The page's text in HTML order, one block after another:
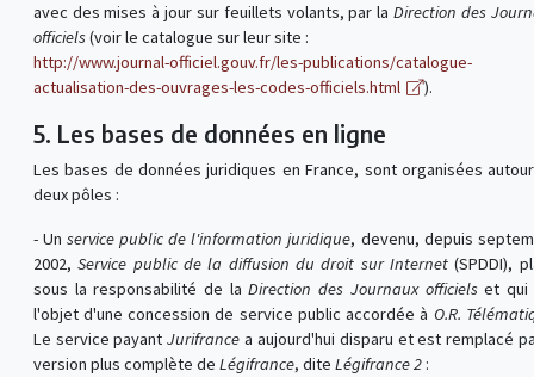
avec des mises à jour sur feuillets volants, par laDirection des
officiels (voir le catalogue sur leur site :
http://www.journal-officiel.gouv.fr/les-publications/catalogue-
actualisation-des-ouvrages-les-codes-officiels.html
).
5. Les bases de données en ligne
Les bases de données juridiques en France, sont organisées
deux pôles :
- Unservice public de l'information juridique, devenu, depuis
2002,Service public de la diffusion du droit sur Internet (SPDDI),
sous la responsabilité de laDirection des Journaux officiels et qui
l'objet d'une concession de service public accordée à O.R.
Le service payantJurifrance a aujourd'hui disparu et est remplacé
version plus complète de Légifrance, dite Légifrance 2: